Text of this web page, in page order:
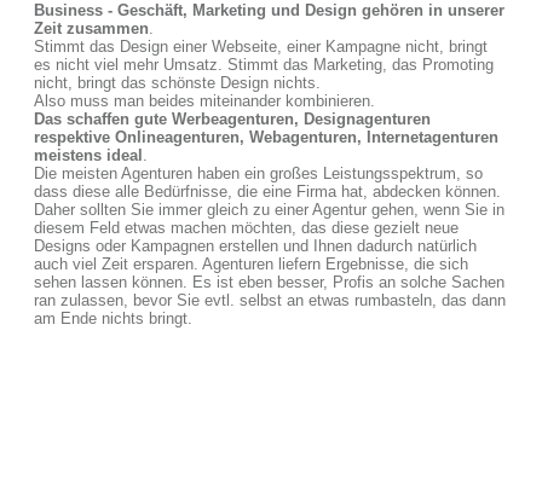
Business - Geschäft, Marketing und Design gehören in unserer
Zeit zusammen.
Stimmt das Design einer Webseite, einer Kampagne nicht, bringt
es nicht viel mehr Umsatz. Stimmt das Marketing, das Promoting
nicht, bringt das schönste Design nichts.
Also muss man beides miteinander kombinieren.
Das schaffen gute Werbeagenturen, Designagenturen
respektive Onlineagenturen, Webagenturen, Internetagenturen
meistens ideal .
Die meisten Agenturen haben ein großes Leistungsspektrum, so
dass diese alle Bedürfnisse, die eine Firma hat, abdecken können.
Daher sollten Sie immer gleich zu einer Agentur gehen, wenn Sie in
diesem Feld etwas machen möchten, das diese gezielt neue
Designs oder Kampagnen erstellen und Ihnen dadurch natürlich
auch viel Zeit ersparen. Agenturen liefern Ergebnisse, die sich
sehen lassen können. Es ist eben besser, Profis an solche Sachen
ran zulassen, bevor Sie evtl. selbst an etwas rumbasteln, das dann
am Ende nichts bringt.